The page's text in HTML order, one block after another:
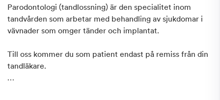
Parodontologi (tandlossning) är den specialitet inom
tandvården som arbetar med behandling av sjukdomar i
vävnader som omger tänder och implantat.
Till oss kommer du som patient endast på remiss från din
tandläkare.